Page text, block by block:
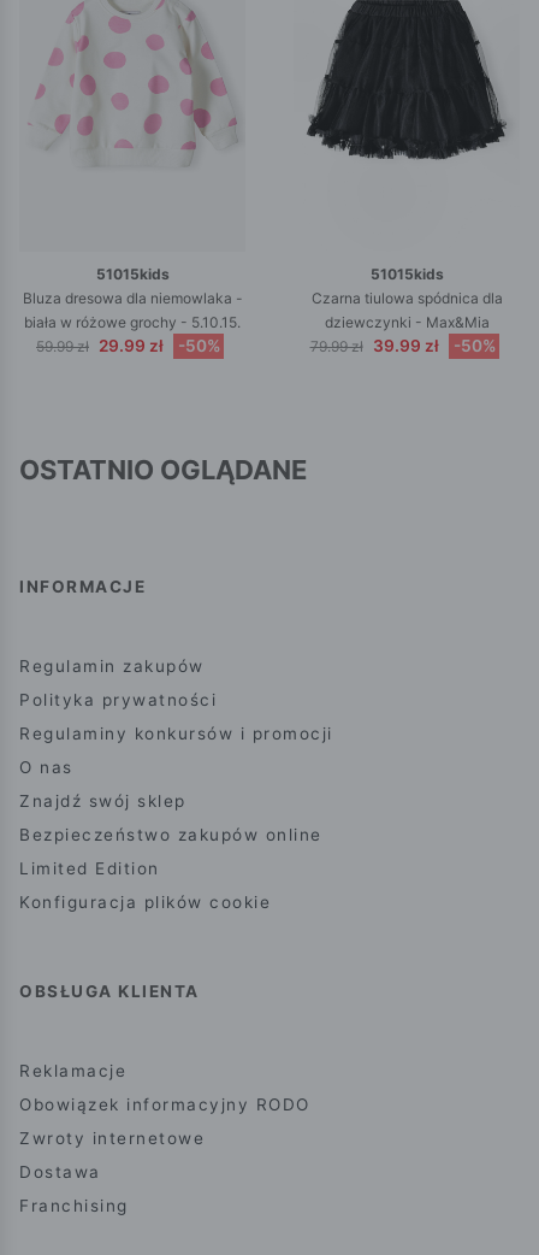
51015kids
Bluza dresowa dla niemowlaka -
biała w różowe grochy - 5.10.15.
59.99 zł 29.99 zł -50%
51015kids
Czarna tiulowa spódnica dla
dziewczynki - Max&Mia
79.99 zł
39.99 zł -50%
OSTATNIO OGLĄDANE
INFORMACJE
Regulamin zakupów
Polityka prywatności
Regulaminy konkursów i promocji
O nas
Znajdź swój sklep
Bezpieczeństwo zakupów online
Limited Edition
Konfiguracja plików cookie
OBSŁUGA KLIENTA
Reklamacje
Obowiązek informacyjny RODO
Zwroty internetowe
Dostawa
Franchising